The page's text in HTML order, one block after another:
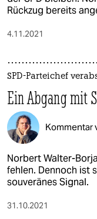
Rückzug bereits
4.11.2021
SPD-Parteichef
Ein Abgang mit
Kommentar
Norbert Walter-
fehlen. Dennoch ist
souveränes Signal.
31.10.2021